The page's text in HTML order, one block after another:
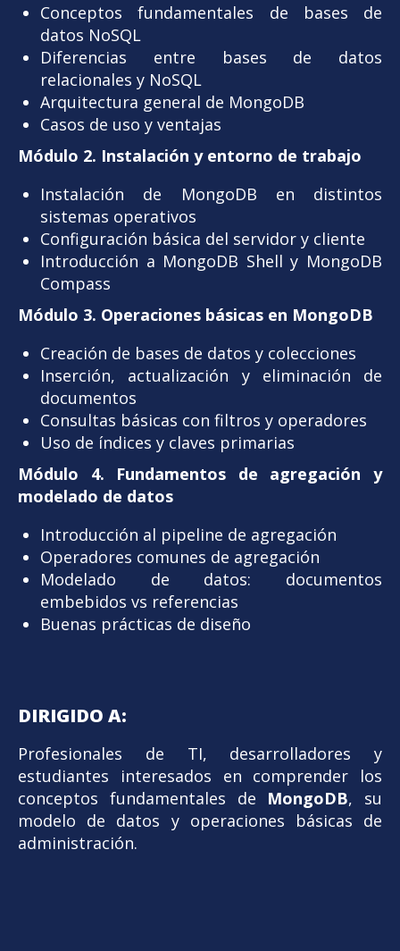
Conceptos fundamentales de bases de
datos NoSQL
Diferencias entre bases de datos
relacionales y NoSQL
Arquitectura general de MongoDB
Casos de uso y ventajas
Módulo 2. Instalación y entorno de trabajo
Instalación de MongoDB en distintos
sistemas operativos
Configuración básica del servidor y cliente
Introducción a MongoDB Shell y MongoDB
Compass
Módulo 3. Operaciones básicas en MongoDB
Creación de bases de datos y colecciones
Inserción, actualización y eliminación de
documentos
Consultas básicas con filtros y operadores
Uso de índices y claves primarias
Módulo 4. Fundamentos de agregación y
modelado de datos
Introducción al pipeline de agregación
Operadores comunes de agregación
Modelado de datos: documentos
embebidos vs referencias
Buenas prácticas de diseño
DIRIGIDO A:
Profesionales de TI, desarrolladores y
estudiantes interesados en comprender los
conceptos fundamentales de MongoDB, su
modelo de datos y operaciones básicas de
administración.